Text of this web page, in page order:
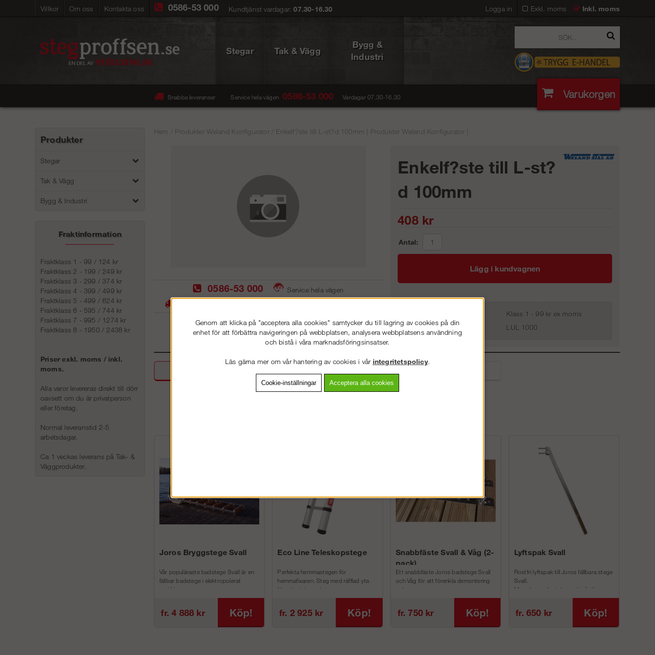
Villkor Om oss Kontakta oss Exkl. moms Inkl. moms
0586-53 000 Kundtjänst vardagar:07.30-16.30 Logga in
Stegar Tak & Vägg
Bygg &
Industri
Snabba leveranser Service hela vägen 0586-53 000 Vardagar 07.30-16.30 Varukorgen
Produkter
Stegar
Tak & Vägg
Bygg & Industri
Fraktinformation
Fraktklass 1 - 99 / 124 kr
Fraktklass 2 - 199 / 249 kr
Fraktklass 3 - 299 / 374 kr
Fraktklass 4 - 399 / 499 kr
Fraktklass 5 - 499 / 624 kr
Fraktklass 6 - 595 / 744 kr
Fraktklass 7 - 995 / 1274 kr
Fraktklass 8 - 1950 / 2438 kr
Priser exkl. moms / inkl.
moms.
Alla varor levereras direkt till dörr
oavsett om du är privatperson
eller företag.
Normal leveranstid 2-5
arbetsdagar.
Ca 1 veckas leverans på Tak- &
Väggprodukter.
Hem Produkter Weland Konfigurator/ Enkelf?ste till L-st?d 100mm | Produkter Weland Konfigurator |
0586-53 000
Service hela vägen
Enkelf?ste till L-st?
d 100mm
408kr
Antal:
Lägg i kundvagnen
Klass 1 - 99 kr ex moms
Artnr:
LUL 1000
Detaljerad info
Joros Bryggstege Svall
Vår populäraste badstege Svall är en
fällbar badstege i elektropolerat
rostfri...
fr. 4 888 kr Köp!
Eco Line Teleskopstege
Perfekta hemmastegen för
hemmafixaren. Steg med räfflad yta
för att minimera h...
fr. 2 925 kr Köp!
Snabbfäste Svall & Våg (2-
pack)
Ett snabbfäste Joros badstege Svall
och Våg för att förenkla demontering
och m...
fr. 750 kr Köp!
Lyftspak Svall
Rostfri lyftspak till Joros fällbara stege
Svall.
Man skruvar fast denna i befintliga
fr. 650 kr Köp!
Genom att klicka på "acceptera alla cookies" samtycker du till lagring av cookies på din
enhet för att förbättra navigeringen på webbplatsen, analysera webbplatsens användning
och bistå i våra marknadsföringsinsatser.
Läs gärna mer om vår hantering av cookies i vår integritetspolicy.
Cookie-inställningar Acceptera alla cookies
VÄLKOMMEN TILL STEGPROFFSEN.SE